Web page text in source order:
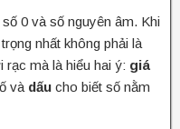
0 và số nguyên âm. Khi
nhất không phải là
mà là hiểu hai ý: giá
và dấu cho biết số nằm